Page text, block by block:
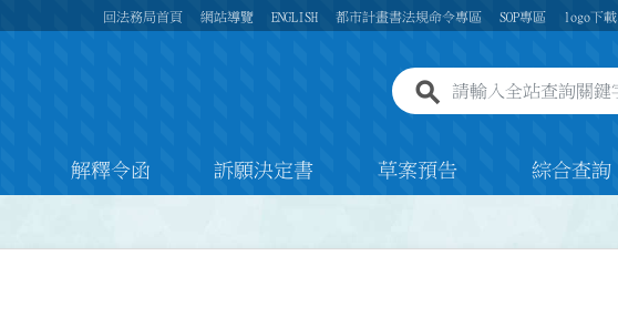
回法務局首頁 網站導覽 ENGLISH 都市計畫書法規命令專區 SOP專區 logo下載
全站查詢關鍵字欄位
解釋令函 訴願決定書 草案預告 綜合查詢